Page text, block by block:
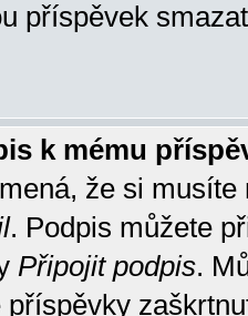
příspěvek
k mému
že si
. Podpis můžete
Připojit podpis.
příspěvky